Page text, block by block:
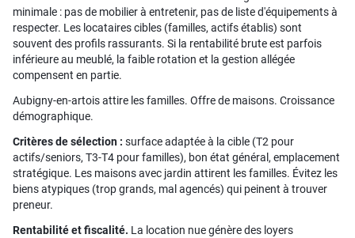
minimale : pas de mobilier à entretenir, pas de liste d'équipements à
respecter. Les locataires cibles (familles, actifs établis) sont
souvent des profils rassurants. Si la rentabilité brute est parfois
inférieure au meublé, la faible rotation et la gestion allégée
compensent en partie.
Aubigny-en-artois attire les familles. Offre de maisons. Croissance
démographique.
Critères de sélection : surface adaptée à la cible (T2 pour
actifs/seniors, T3-T4 pour familles), bon état général, emplacement
stratégique. Les maisons avec jardin attirent les familles. Évitez les
biens atypiques (trop grands, mal agencés) qui peinent à trouver
preneur.
Rentabilité et fiscalité. La location nue génère des loyers